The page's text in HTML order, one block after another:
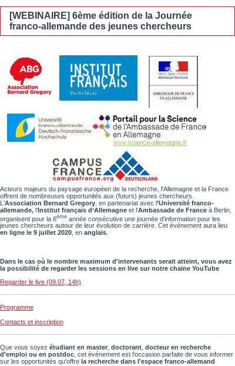
[WEBINAIRE] 6ème édition de la Journée
franco-allemande des jeunes chercheurs
Acteurs majeurs du paysage européen de la recherche, l'Allemagne et la France
offrent de nombreuses opportunités aux (futurs) jeunes chercheurs.
L'Association Bernard Gregory , en partenariat avec l’Université franco-
allemande, l'Institut français d‘Allemagne et l'Ambassade de France à Berlin,
organisent pour la 6ème année consécutive une journée d'information pour les
jeunes chercheurs autour de leur évolution de carrière. Cet événement aura lieu
en ligne le 9 juillet 2020 , en anglais
Dans le cas où le nombre maximum d'intervenants serait atteint, vous avez
la possibilité de regarder les sessions en live sur notre chaine YouTube
Regarder le live (09.07, 14h)
Programme
Contacts et inscription
Que vous soyez étudiant en master doctorant docteur en recherche
d’emploi ou en postdoc , cet événement est l’occasion parfaite de vous informer
sur les opportunités qu'offre la recherche dans l'espace franco-allemand